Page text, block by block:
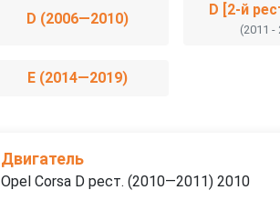
D (2006—2010) D [2-й
(2011 -
E (2014—2019)
Двигатель
Opel Corsa D рест. (2010—2011) 2010